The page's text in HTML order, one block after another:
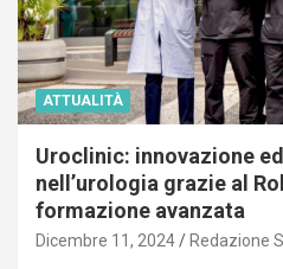
ATTUALITÀ
Uroclinic: innovazione
nell’urologia grazie al
formazione avanzata
Dicembre 11, 2024 Redazione